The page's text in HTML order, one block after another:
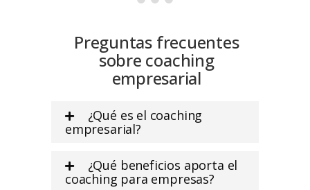
Preguntas frecuentes
sobre coaching
empresarial
¿Qué es el coaching
empresarial?
¿Qué beneficios aporta el
coaching para empresas?